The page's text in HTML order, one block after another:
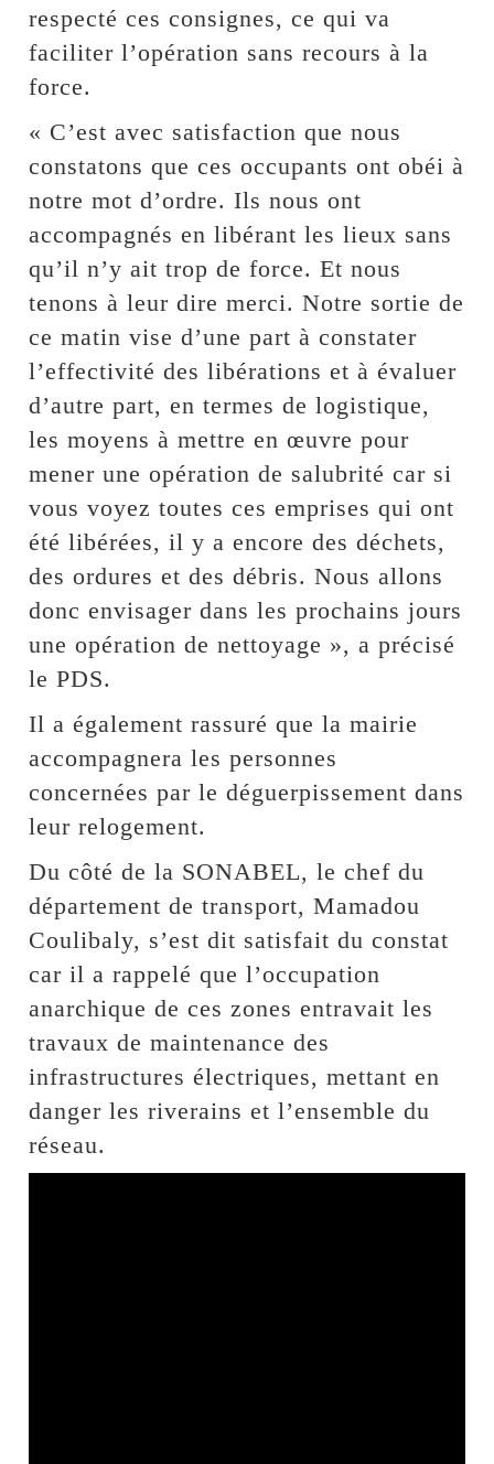
respecté ces consignes, ce qui va
faciliter l’opération sans recours à la
force.
« C’est avec satisfaction que nous
constatons que ces occupants ont obéi à
notre mot d’ordre. Ils nous ont
accompagnés en libérant les lieux sans
qu’il n’y ait trop de force. Et nous
tenons à leur dire merci. Notre sortie de
ce matin vise d’une part à constater
l’effectivité des libérations et à évaluer
d’autre part, en termes de logistique,
les moyens à mettre en œuvre pour
mener une opération de salubrité car si
vous voyez toutes ces emprises qui ont
été libérées, il y a encore des déchets,
des ordures et des débris. Nous allons
donc envisager dans les prochains jours
une opération de nettoyage », a précisé
le PDS.
Il a également rassuré que la mairie
accompagnera les personnes
concernées par le déguerpissement dans
leur relogement.
Du côté de la SONABEL, le chef du
département de transport, Mamadou
Coulibaly, s’est dit satisfait du constat
car il a rappelé que l’occupation
anarchique de ces zones entravait les
travaux de maintenance des
infrastructures électriques, mettant en
danger les riverains et l’ensemble du
réseau.